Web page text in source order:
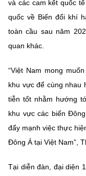
và các cam kết quốc
quốc về Biến đổi khí
toàn cầu sau năm
quan khác.
“Việt Nam mong
khu vực để cùng nhau
tiễn tốt nhằm hướng
khu vực các biển
đẩy mạnh việc thực
Đông Á tại Việt Nam”,
Tại diễn đàn, đại diện